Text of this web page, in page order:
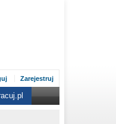
Zarejestruj